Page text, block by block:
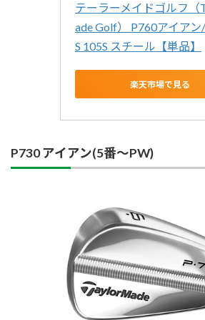
テーラーメイドゴルフ（
ade Golf） P760アイア
S 105S スチール【単品】
楽天市場で見る
P730 アイアン(5番〜PW)